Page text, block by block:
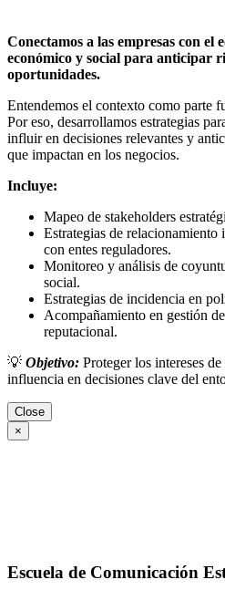
Conectamos a las empresas con el
económico y social para anticipar
oportunidades.
Entendemos el contexto como parte
Por eso, desarrollamos estrategias
influir en decisiones relevantes y
que impactan en los negocios.
Incluye:
Mapeo de stakeholders
Estrategias de
con entes reguladores.
Monitoreo y análisis de
social.
Estrategias de incidencia en
Acompañamiento en gestión
reputacional.
💡 Objetivo: Proteger los intereses
influencia en decisiones clave del
Close
×
Escuela de Comunicación